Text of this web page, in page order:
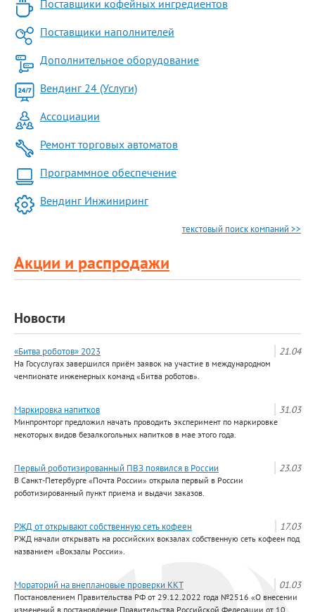
Поставщики кофейных ингредиентов
Поставщики наполнителей
Дополнительное оборудование
Вендинг 24 (Услуги)
Ассоциации
Ремонт торговых автоматов
Программное обеспечение
Вендинг Инжиниринг
текстовый поиск компаний >>
Акции и распродажи
Новости
21.04
«Битва роботов» 2023
На Госуслугах завершился приём заявок на участие в международном
чемпионате инженерных команд «Битва роботов».
31.03
Маркировка напитков
Минпромторг предложил начать проводить эксперимент по маркировке
некоторых видов безалкогольных напитков в мае этого года.
23.03
Первый роботизированный ПВЗ появился в России
В Санкт-Петербурге «Почта России» открыла первый в России
роботизированный пункт приема и выдачи заказов.
17.03
РЖД от открывают собственную сеть кофеен
РЖД начали открывать на российских вокзалах собственную сеть кофеен под
названием «Вокзалы России».
01.03
Мораторий на внеплановые проверки ККТ
Постановлением Правительства РФ от 29.12.2022 года №2516 «О внесении
изменений в постановление Правительства Российской Федерации от 10